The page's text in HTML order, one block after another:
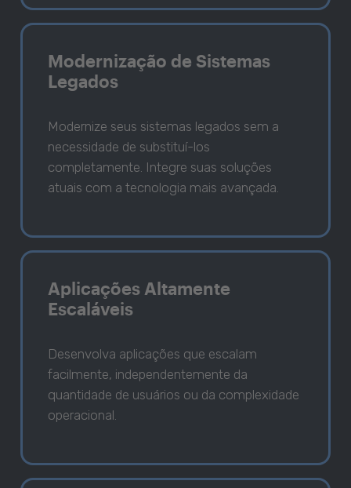
Modernização de Sistemas
Legados
Modernize seus sistemas legados sem a
necessidade de substituí-los
completamente. Integre suas soluções
atuais com a tecnologia mais avançada.
Aplicações Altamente
Escaláveis
Desenvolva aplicações que escalam
facilmente, independentemente da
quantidade de usuários ou da complexidade
operacional.